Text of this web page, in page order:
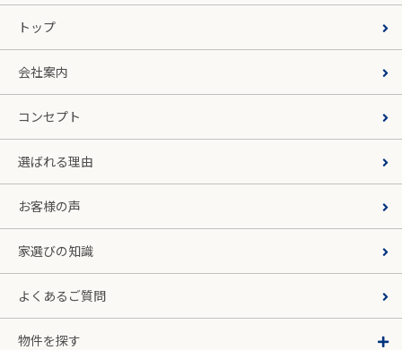
トップ
会社案内
コンセプト
選ばれる理由
お客様の声
家選びの知識
よくあるご質問
物件を探す